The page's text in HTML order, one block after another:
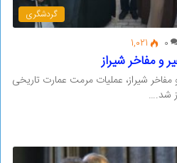
گردشگری
0
1,021
و مفاخر شیراز
مفاخر شیراز، عملیات مرمت عمارت تاریخی
شد.…